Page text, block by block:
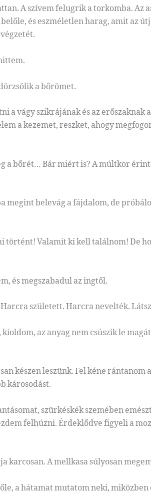
A szívem felugrik a torkomba. Az
és eszméletlen harag, amit az
a bőrömet.
a vágy szikrájának és az erőszaknak
a kezemet, reszket, ahogy
a bőrét… Bár miért is? A múltkor
megint belevág a fájdalom, de
történt! Valamit ki kell találnom! De
és megszabadul az ingtől.
született. Harcra nevelték.
az anyag nem csúszik le
készen leszünk. Fel kéne rántanom
károsodást.
szürkéskék szemében
felhúzni. Érdeklődve figyeli a
karcosan. A mellkasa súlyosan
a hátamat mutatom neki,